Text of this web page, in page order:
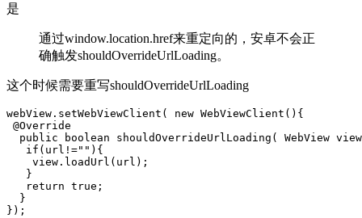
是
通过window.location.href来重定向的，安卓不会正
确触发shouldOverrideUrlLoading。
这个时候需要重写shouldOverrideUrlLoading
webView.setWebViewClient( new WebViewClient(){
@Override
public boolean shouldOverrideUrlLoading( WebView
   if(url!=""){
    view.loadUrl(url);
   }
   return true;
  }
});